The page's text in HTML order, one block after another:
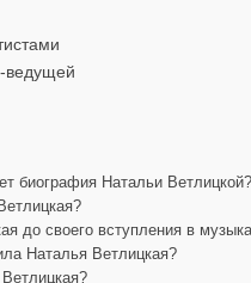
ведущей
биография Натальи Ветлицкой?
до своего вступления в
Наталья Ветлицкая?